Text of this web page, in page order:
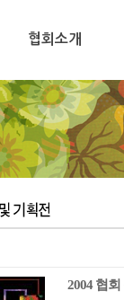
협회소개
2004 협